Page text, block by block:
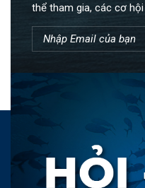
thể tham gia, các cơ